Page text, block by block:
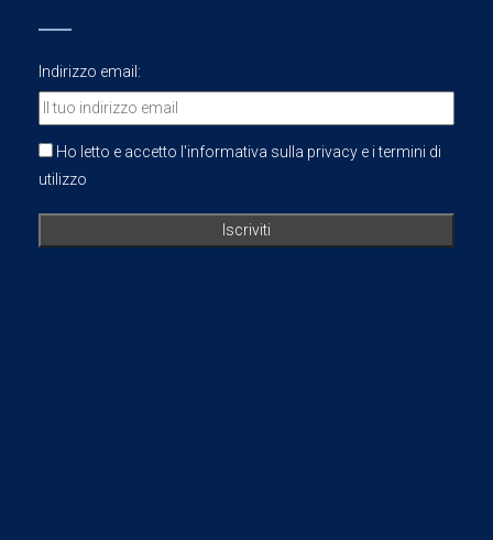
Indirizzo email:
Ho letto e accetto l'informativa sulla privacy e i termini di
utilizzo